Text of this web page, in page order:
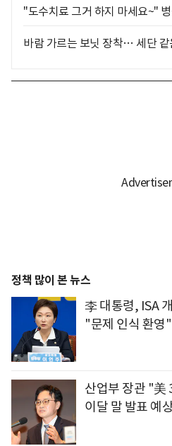
"도수치료 그거 하지 마세요~"
바람 가르는 보닛 장착… 세단
정책 많이 본 뉴스
李 대통령, ISA
"문제 인식 환영
산업부 장관 "美
이달 말 발표 예